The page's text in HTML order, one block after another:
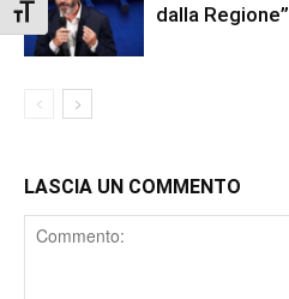
Attiva/disattiva dimensione testo
dalla Regione”
LASCIA UN COMMENTO
Comment